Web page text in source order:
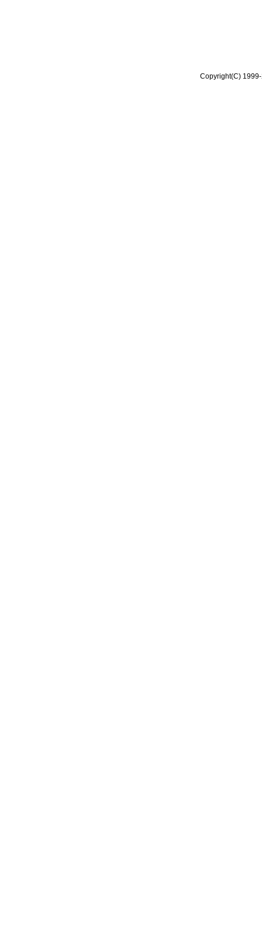
Copyright(C)